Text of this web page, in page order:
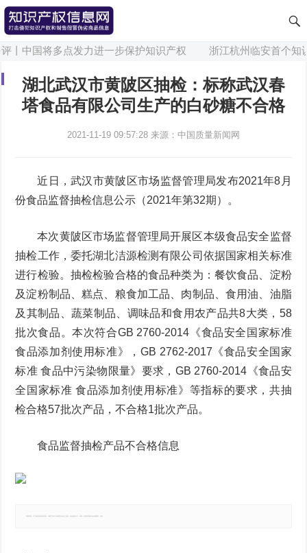
中国将多点发力进一步保护知识产权 浙江杭州临安首个知
湖北武汉市黄陂区抽检：标称武汉春
塔食品有限公司生产的白砂糖不合格
2021-11-19 09:57:28 来源：中国质量新闻网
近日，武汉市黄陂区市场监督管理局发布2021年8月
份食品监督抽检信息公示（2021年第32期）。
本次黄陂区市场监督管理局开展区本级食品安全监督
抽检工作，委托湖北洁源检测有限公司依据国家相关标准
进行检验。抽检检验合格的食品种类为：餐饮食品、淀粉
及淀粉制品、糕点、粮食加工品、肉制品、食用油、油脂
及其制品、蔬菜制品、调味品和食用农产品共8大类，58
批次食品。本次符合GB 2760-2014《食品安全国家标准
食品添加剂使用标准》，GB 2762-2017《食品安全国家
标准 食品中污染物限量》要求，GB 2760-2014《食品安
全国家标准 食品添加剂使用标准》等指标的要求，共抽
检合格57批次产品，不合格1批次产品。
食品监督抽检产品不合格信息